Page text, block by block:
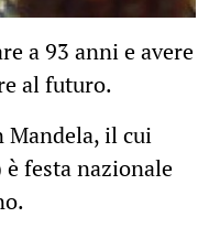
a 93 anni e avere
al futuro.
Mandela, il cui
festa nazionale